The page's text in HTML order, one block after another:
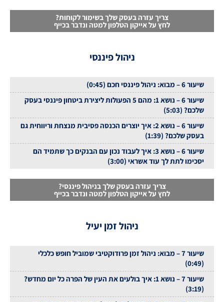
צריך עזרה בעסק שלך בשימור לקוחות?
לחץ על אייקון הטלפון למטה ונדבר בכייף
ניהול פיננסי
שיעור 6 – מבוא: ניהול פיננסי חכם (0:45)
שיעור 6 – נושא 1: מהם 5 הפעולות ליצירת ביטחון פיננסי בעסק
שלכם? (5:03)
שיעור 6 – נושא 2: איך יוצרים הכנסה פסיבית מנצחת וריווחית גם
בעסק שלכם? (1:39)
שיעור 6 – נושא 3: איך לעבוד נכון עם הבנקים כך שתמיד הם
יסכימו לתת לך עוד אשראי (3:00)
צריך עזרה בעסק שלך בניהול פיננסי?
לחץ על אייקון הטלפון למטה ונדבר בכייף
ניהול זמן יעיל
שיעור 7 – מבוא: ניהול זמן פרודוקטיבי שמוביל חופש כלכלי
(0:49)
שיעור 7 – נושא 1: איך בולעים את העין של הפרה כל יום מחדש?
(3:19)